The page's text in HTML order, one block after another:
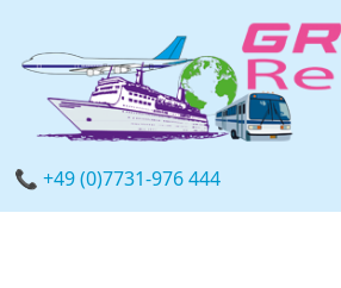
📞 +49 (0)7731-976 444